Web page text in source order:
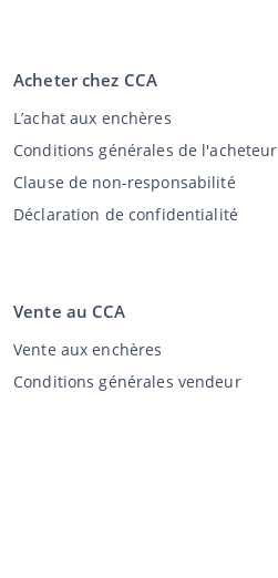
Acheter chez CCA
L’achat aux enchères
Conditions générales de l'acheteur
Clause de non-responsabilité
Déclaration de confidentialité
Vente au CCA
Vente aux enchères
Conditions générales vendeur